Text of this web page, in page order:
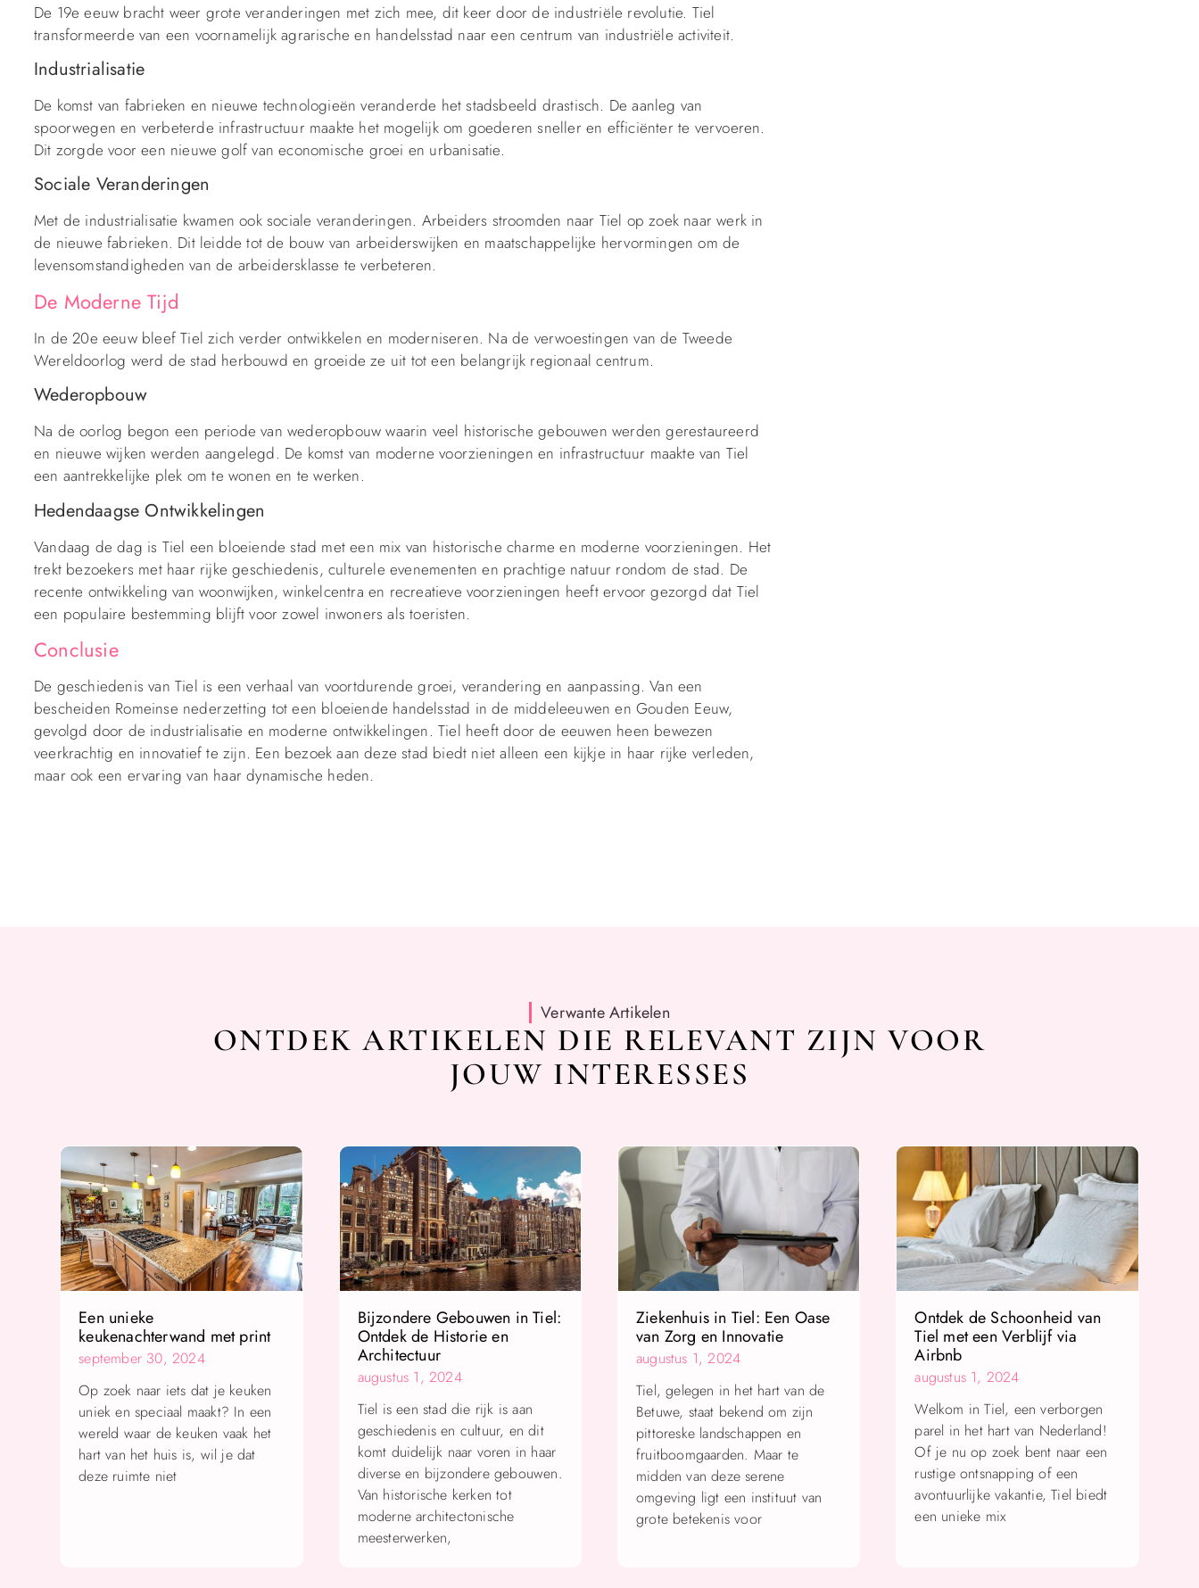
De 19e eeuw bracht weer grote veranderingen met zich mee, dit keer door de industriële revolutie. Tiel
transformeerde van een voornamelijk agrarische en handelsstad naar een centrum van industriële activiteit.
Industrialisatie
De komst van fabrieken en nieuwe technologieën veranderde het stadsbeeld drastisch. De aanleg van
spoorwegen en verbeterde infrastructuur maakte het mogelijk om goederen sneller en efficiënter te vervoeren.
Dit zorgde voor een nieuwe golf van economische groei en urbanisatie.
Sociale Veranderingen
Met de industrialisatie kwamen ook sociale veranderingen. Arbeiders stroomden naar Tiel op zoek naar werk in
de nieuwe fabrieken. Dit leidde tot de bouw van arbeiderswijken en maatschappelijke hervormingen om de
levensomstandigheden van de arbeidersklasse te verbeteren.
De Moderne Tijd
In de 20e eeuw bleef Tiel zich verder ontwikkelen en moderniseren. Na de verwoestingen van de Tweede
Wereldoorlog werd de stad herbouwd en groeide ze uit tot een belangrijk regionaal centrum.
Wederopbouw
Na de oorlog begon een periode van wederopbouw waarin veel historische gebouwen werden gerestaureerd
en nieuwe wijken werden aangelegd. De komst van moderne voorzieningen en infrastructuur maakte van Tiel
een aantrekkelijke plek om te wonen en te werken.
Hedendaagse Ontwikkelingen
Vandaag de dag is Tiel een bloeiende stad met een mix van historische charme en moderne voorzieningen. Het
trekt bezoekers met haar rijke geschiedenis, culturele evenementen en prachtige natuur rondom de stad. De
recente ontwikkeling van woonwijken, winkelcentra en recreatieve voorzieningen heeft ervoor gezorgd dat Tiel
een populaire bestemming blijft voor zowel inwoners als toeristen.
Conclusie
De geschiedenis van Tiel is een verhaal van voortdurende groei, verandering en aanpassing. Van een
bescheiden Romeinse nederzetting tot een bloeiende handelsstad in de middeleeuwen en Gouden Eeuw,
gevolgd door de industrialisatie en moderne ontwikkelingen. Tiel heeft door de eeuwen heen bewezen
veerkrachtig en innovatief te zijn. Een bezoek aan deze stad biedt niet alleen een kijkje in haar rijke verleden,
maar ook een ervaring van haar dynamische heden.
Verwante Artikelen
ONTDEK ARTIKELEN DIE RELEVANT ZIJN VOOR
JOUW INTERESSES
Een unieke
keukenachterwand met print
september 30, 2024
Op zoek naar iets dat je keuken
uniek en speciaal maakt? In een
wereld waar de keuken vaak het
hart van het huis is, wil je dat
deze ruimte niet
Bijzondere Gebouwen in Tiel:
Ontdek de Historie en
Architectuur
augustus 1, 2024
Tiel is een stad die rijk is aan
geschiedenis en cultuur, en dit
komt duidelijk naar voren in haar
diverse en bijzondere gebouwen.
Van historische kerken tot
moderne architectonische
meesterwerken,
Ziekenhuis in Tiel: Een Oase
van Zorg en Innovatie
augustus 1, 2024
Tiel, gelegen in het hart van de
Betuwe, staat bekend om zijn
pittoreske landschappen en
fruitboomgaarden. Maar te
midden van deze serene
omgeving ligt een instituut van
grote betekenis voor
Ontdek de Schoonheid van
Tiel met een Verblijf via
Airbnb
augustus 1, 2024
Welkom in Tiel, een verborgen
parel in het hart van Nederland!
Of je nu op zoek bent naar een
rustige ontsnapping of een
avontuurlijke vakantie, Tiel biedt
een unieke mix